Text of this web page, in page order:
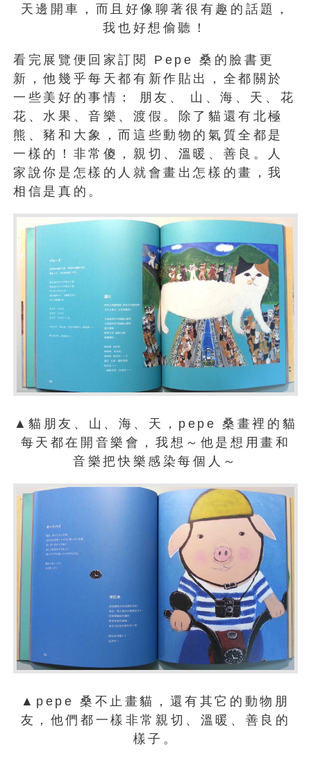
天邊開車，而且好像聊著很有趣的話題，
我也好想偷聽！
看完展覽便回家訂閱 Pepe 桑的臉書更
新，他幾乎每天都有新作貼出，全都關於
一些美好的事情： 朋友、 山、海、天、花
花、水果、音樂、渡假。除了貓還有北極
熊、豬和大象，而這些動物的氣質全都是
一樣的！非常傻，親切、溫暖、善良。人
家說你是怎樣的人就會畫出怎樣的畫，我
相信是真的。
▲貓朋友、山、海、天，pepe 桑畫裡的貓
每天都在開音樂會，我想～他是想用畫和
音樂把快樂感染每個人～
▲pepe 桑不止畫貓，還有其它的動物朋
友，他們都一樣非常親切、溫暖、善良的
樣子。